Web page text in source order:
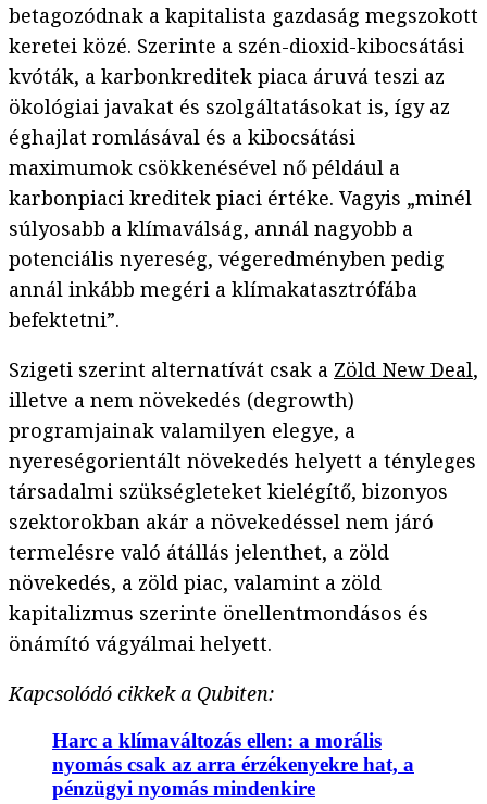
betagozódnak a kapitalista gazdaság megszokott
keretei közé. Szerinte a szén-dioxid-kibocsátási
kvóták, a karbonkreditek piaca áruvá teszi az
ökológiai javakat és szolgáltatásokat is, így az
éghajlat romlásával és a kibocsátási
maximumok csökkenésével nő például a
karbonpiaci kreditek piaci értéke. Vagyis „minél
súlyosabb a klímaválság, annál nagyobb a
potenciális nyereség, végeredményben pedig
annál inkább megéri a klímakatasztrófába
befektetni”.
Szigeti szerint alternatívát csak a Zöld New Deal,
illetve a nem növekedés (degrowth)
programjainak valamilyen elegye, a
nyereségorientált növekedés helyett a tényleges
társadalmi szükségleteket kielégítő, bizonyos
szektorokban akár a növekedéssel nem járó
termelésre való átállás jelenthet, a zöld
növekedés, a zöld piac, valamint a zöld
kapitalizmus szerinte önellentmondásos és
önámító vágyálmai helyett.
Kapcsolódó cikkek a Qubiten:
Harc a klímaváltozás ellen: a morális
nyomás csak az arra érzékenyekre hat, a
pénzügyi nyomás mindenkire